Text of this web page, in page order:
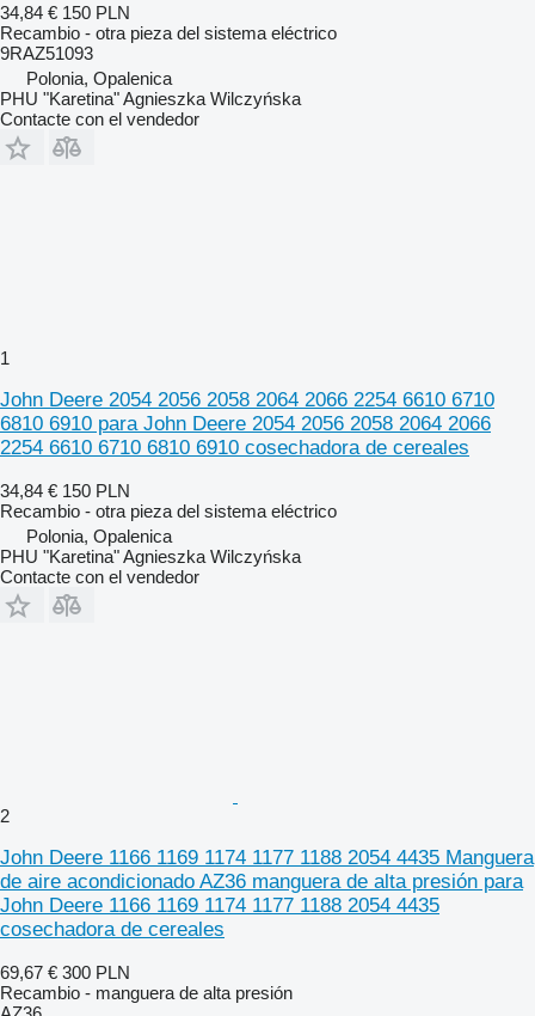
34,84 € 150 PLN
Recambio - otra pieza del sistema eléctrico
9RAZ51093
Polonia, Opalenica
PHU "Karetina" Agnieszka Wilczyńska
Contacte con el vendedor
1
John Deere 2054 2056 2058 2064 2066 2254 6610 6710
6810 6910 para John Deere 2054 2056 2058 2064 2066
2254 6610 6710 6810 6910 cosechadora de cereales
34,84 € 150 PLN
Recambio - otra pieza del sistema eléctrico
Polonia, Opalenica
PHU "Karetina" Agnieszka Wilczyńska
Contacte con el vendedor
2
John Deere 1166 1169 1174 1177 1188 2054 4435 Manguera
de aire acondicionado AZ36 manguera de alta presión para
John Deere 1166 1169 1174 1177 1188 2054 4435
cosechadora de cereales
69,67 € 300 PLN
Recambio - manguera de alta presión